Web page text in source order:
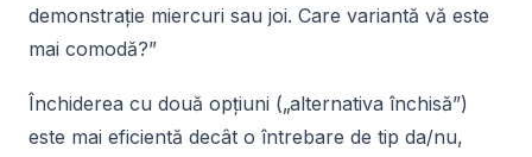
demonstrație miercuri sau joi. Care variantă vă este
mai comodă?”
Închiderea cu două opțiuni („alternativa închisă”)
este mai eficientă decât o întrebare de tip da/nu,